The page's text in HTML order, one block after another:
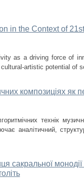
in the Context of
as a driving force of
artistic potential of
композиціях як
технік
аналітичний,
сакральної